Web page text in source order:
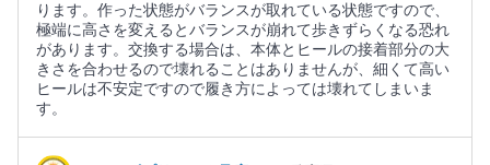
ります。作った状態がバランスが取れている状態ですので、
極端に高さを変えるとバランスが崩れて歩きずらくなる恐れ
があります。交換する場合は、本体とヒールの接着部分の大
きさを合わせるので壊れることはありませんが、細くて高い
ヒールは不安定ですので履き方によっては壊れてしまいま
す。